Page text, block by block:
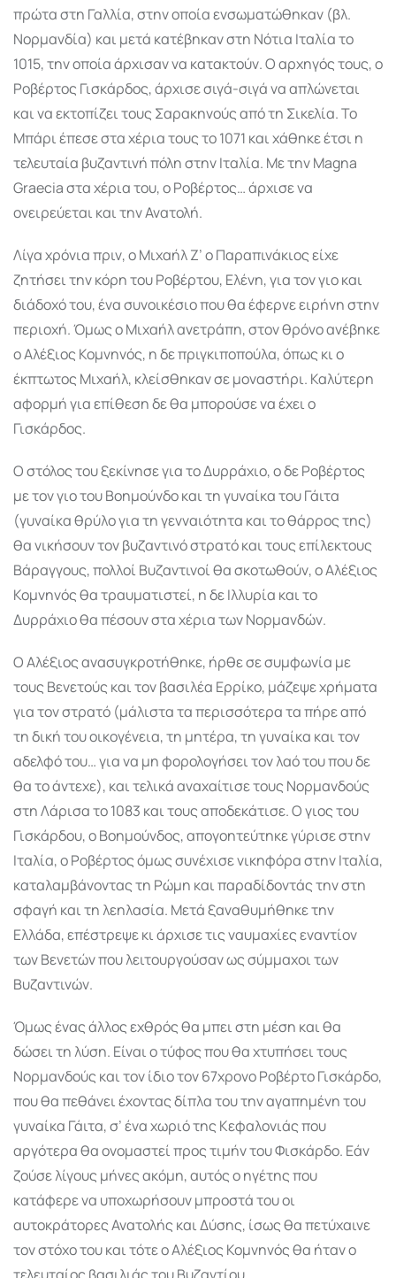
πρώτα στη Γαλλία, στην οποία ενσωματώθηκαν (βλ.
Νορμανδία) και μετά κατέβηκαν στη Νότια Ιταλία το
1015, την οποία άρχισαν να κατακτούν. Ο αρχηγός τους, ο
Ροβέρτος Γισκάρδος, άρχισε σιγά-σιγά να απλώνεται
και να εκτοπίζει τους Σαρακηνούς από τη Σικελία. Το
Μπάρι έπεσε στα χέρια τους το 1071 και χάθηκε έτσι η
τελευταία βυζαντινή πόλη στην Ιταλία. Με την Magna
Graecia στα χέρια του, ο Ροβέρτος… άρχισε να
ονειρεύεται και την Ανατολή.
Λίγα χρόνια πριν, ο Μιχαήλ Ζ’ ο Παραπινάκιος είχε
ζητήσει την κόρη του Ροβέρτου, Ελένη, για τον γιο και
διάδοχό του, ένα συνοικέσιο που θα έφερνε ειρήνη στην
περιοχή. Όμως ο Μιχαήλ ανετράπη, στον θρόνο ανέβηκε
ο Αλέξιος Κομνηνός, η δε πριγκιποπούλα, όπως κι ο
έκπτωτος Μιχαήλ, κλείσθηκαν σε μοναστήρι. Καλύτερη
αφορμή για επίθεση δε θα μπορούσε να έχει ο
Γισκάρδος.
Ο στόλος του ξεκίνησε για το Δυρράχιο, ο δε Ροβέρτος
με τον γιο του Βοημούνδο και τη γυναίκα του Γάιτα
(γυναίκα θρύλο για τη γενναιότητα και το θάρρος της)
θα νικήσουν τον βυζαντινό στρατό και τους επίλεκτους
Βάραγγους, πολλοί Βυζαντινοί θα σκοτωθούν, ο Αλέξιος
Κομνηνός θα τραυματιστεί, η δε Ιλλυρία και το
Δυρράχιο θα πέσουν στα χέρια των Νορμανδών.
Ο Αλέξιος ανασυγκροτήθηκε, ήρθε σε συμφωνία με
τους Βενετούς και τον βασιλέα Ερρίκο, μάζεψε χρήματα
για τον στρατό (μάλιστα τα περισσότερα τα πήρε από
τη δική του οικογένεια, τη μητέρα, τη γυναίκα και τον
αδελφό του… για να μη φορολογήσει τον λαό του που δε
θα το άντεχε), και τελικά αναχαίτισε τους Νορμανδούς
στη Λάρισα το 1083 και τους αποδεκάτισε. Ο γιος του
Γισκάρδου, ο Βοημούνδος, απογοητεύτηκε γύρισε στην
Ιταλία, ο Ροβέρτος όμως συνέχισε νικηφόρα στην Ιταλία,
καταλαμβάνοντας τη Ρώμη και παραδίδοντάς την στη
σφαγή και τη λεηλασία. Μετά ξαναθυμήθηκε την
Ελλάδα, επέστρεψε κι άρχισε τις ναυμαχίες εναντίον
των Βενετών που λειτουργούσαν ως σύμμαχοι των
Βυζαντινών.
Όμως ένας άλλος εχθρός θα μπει στη μέση και θα
δώσει τη λύση. Είναι ο τύφος που θα χτυπήσει τους
Νορμανδούς και τον ίδιο τον 67χρονο Ροβέρτο Γισκάρδο,
που θα πεθάνει έχοντας δίπλα του την αγαπημένη του
γυναίκα Γάιτα, σ’ ένα χωριό της Κεφαλονιάς που
αργότερα θα ονομαστεί προς τιμήν του Φισκάρδο. Εάν
ζούσε λίγους μήνες ακόμη, αυτός ο ηγέτης που
κατάφερε να υποχωρήσουν μπροστά του οι
αυτοκράτορες Ανατολής και Δύσης, ίσως θα πετύχαινε
τον στόχο του και τότε ο Αλέξιος Κομνηνός θα ήταν ο